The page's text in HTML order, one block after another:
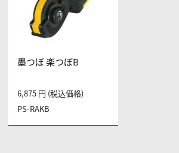
墨つぼ 楽つぼB
PS-RAKB
6,875 円 (税込価格)